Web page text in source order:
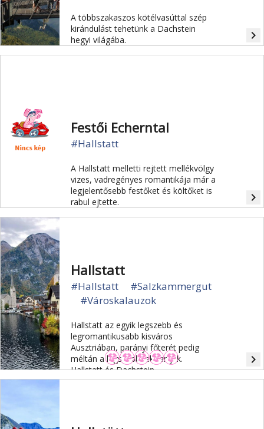
A többszakaszos kötélvasúttal szép
kirándulást tehetünk a Dachstein
hegyi világába.
navigate_next
Festői Echerntal
#Hallstatt
A Hallstatt melletti rejtett mellékvölgy
vizes, vadregényes romantikája már a
legjelentősebb festőket és költőket is
rabul ejtette.
navigate_next
Hallstatt
#Hallstatt
#Salzkammergut
#Városkalauzok
Hallstatt az egyik legszebb és
legromantikusabb kisváros
Ausztriában, parányi főterét pedig
méltán a legszebbnek tartják.
Hallstatt és Dachstein-
Salzkammergut régió az UNESCO
navigate_next